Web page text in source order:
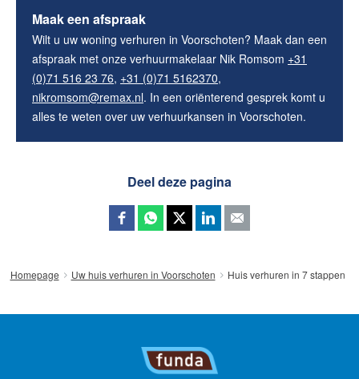
Maak een afspraak
Wilt u uw woning verhuren in Voorschoten? Maak dan een
afspraak met onze verhuurmakelaar Nik Romsom +31
(0)71 516 23 76, +31 (0)71 5162370,
nikromsom@remax.nl. In een oriënterend gesprek komt u
alles te weten over uw verhuurkansen in Voorschoten.
Deel deze pagina
Homepage Uw huis verhuren in Voorschoten Huis verhuren in 7 stappen